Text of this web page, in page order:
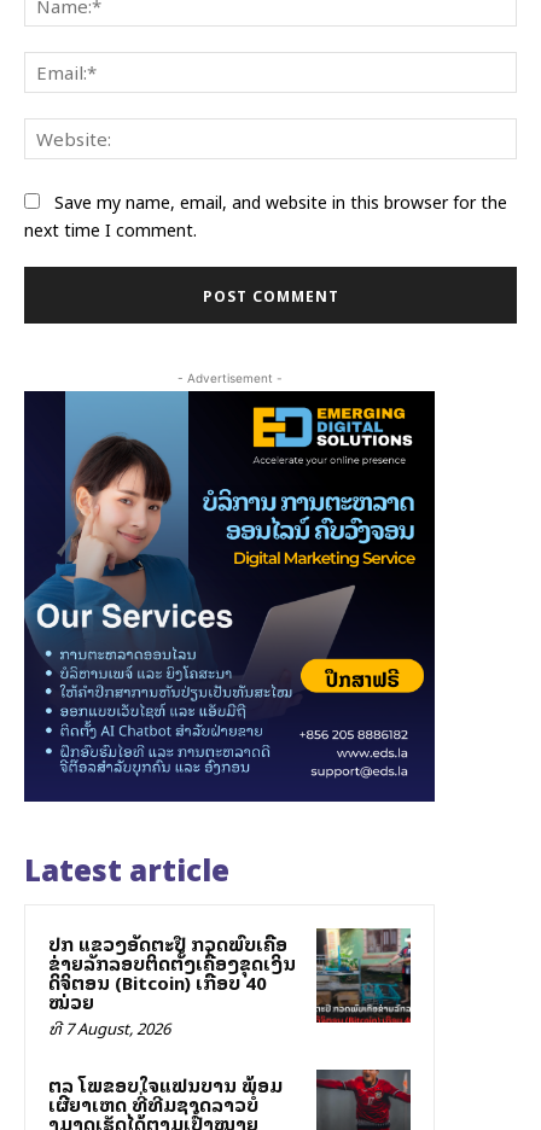
Save my name, email, and website in this browser for the
next time I comment.
- Advertisement -
Latest article
ປກສ ແຂວງອັດຕະປື ກວດພົບເຄືອ
ຂ່າຍລັກລອບຕິດຕັ້ງເຄື່ອງຂຸດເງິນ
ດິຈິຕອນ (Bitcoin) ເກືອບ 40
ໝ່ວຍ
ທີ 7 August, 2026
ສຕລ ໂພສຂອບໃຈແຟນບານ ພ້ອມ
ເຜີຍສາເຫດ ທີ່ທີມຊາດລາວບໍ່
ສາມາດເຮັດໄດ້ຕາມເປົ້າໝາຍ